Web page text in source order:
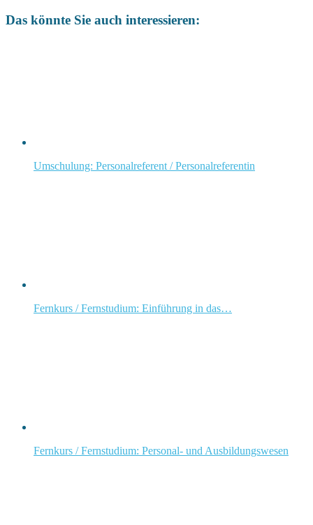
Das könnte Sie auch interessieren:
Umschulung: Personalreferent / Personalreferentin
Fernkurs / Fernstudium: Einführung in das…
Fernkurs / Fernstudium: Personal- und Ausbildungswesen